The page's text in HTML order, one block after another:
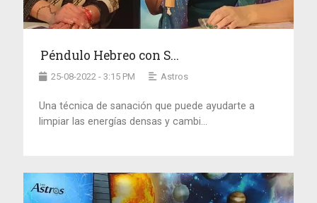
Péndulo Hebreo con S...
25-08-2022 - 3:15 PM Astros
Una técnica de sanación que puede ayudarte a
limpiar las energías densas y cambi...